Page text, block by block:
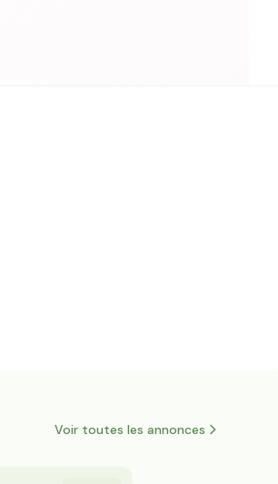
Voir toutes les annonces